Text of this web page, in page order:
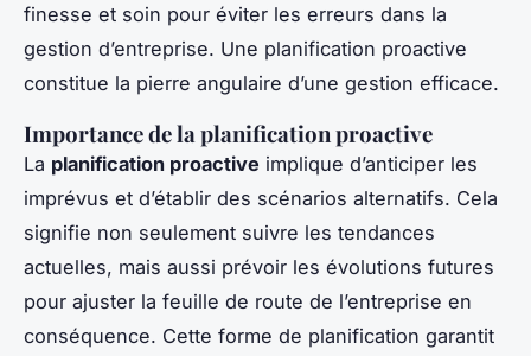
finesse et soin pour éviter les erreurs dans la
gestion d’entreprise. Une planification proactive
constitue la pierre angulaire d’une gestion efficace.
Importance de la planification proactive
La planification proactive implique d’anticiper les
imprévus et d’établir des scénarios alternatifs. Cela
signifie non seulement suivre les tendances
actuelles, mais aussi prévoir les évolutions futures
pour ajuster la feuille de route de l’entreprise en
conséquence. Cette forme de planification garantit